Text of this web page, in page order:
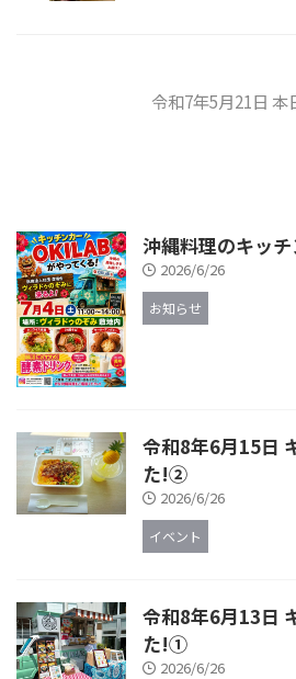
令和7年5月21日 本
沖縄料理のキッチ
2026/6/26
お知らせ
令和8年6月15日
た!②
2026/6/26
イベント
令和8年6月13日
た!①
2026/6/26